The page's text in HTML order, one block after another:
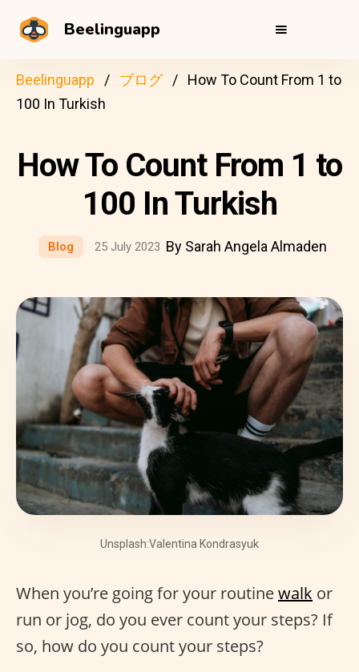
Beelinguapp
Beelinguapp ブログ
How To Count From 1 to
100 In Turkish
How To Count From 1 to
100 In Turkish
Blog 25 July 2023 By Sarah Angela Almaden
Unsplash:Valentina Kondrasyuk
When you’re going for your routinewalk or
run or jog, do you ever count your steps? If
so, how do you count your steps?